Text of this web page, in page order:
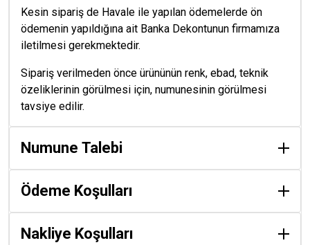
Kesin sipariş de Havale ile yapılan ödemelerde ön
ödemenin yapıldığına ait Banka Dekontunun firmamıza
iletilmesi gerekmektedir.
Sipariş verilmeden önce ürününün renk, ebad, teknik
özeliklerinin görülmesi için, numunesinin görülmesi
tavsiye edilir.
Numune Talebi
Ödeme Koşulları
Nakliye Koşulları